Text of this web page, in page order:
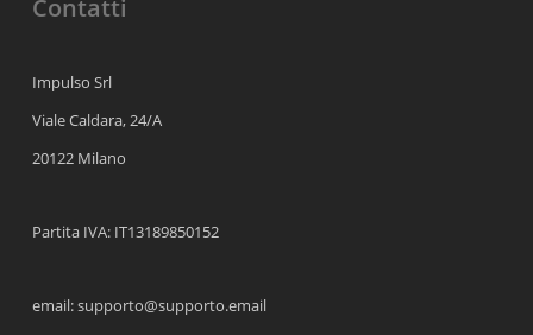
Contatti
Impulso Srl
Viale Caldara, 24/A
20122 Milano
Partita IVA: IT13189850152
email: supporto@supporto.email